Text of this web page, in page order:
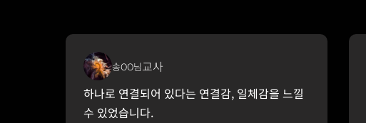
송OO님교사
하나로 연결되어 있다는 연결감, 일체감을 느낄
수 있었습니다.